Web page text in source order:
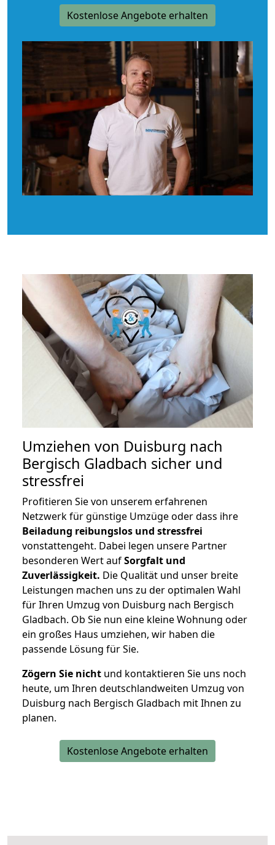
Kostenlose Angebote erhalten
Umziehen von Duisburg nach
Bergisch Gladbach sicher und
stressfrei
Profitieren Sie von unserem erfahrenen
Netzwerk für günstige Umzüge oder dass ihre
Beiladung reibungslos und stressfrei
vonstattengeht. Dabei legen unsere Partner
besonderen Wert aufSorgfalt und
Zuverlässigkeit. Die Qualität und unser breite
Leistungen machen uns zu der optimalen Wahl
für Ihren Umzug von Duisburg nach Bergisch
Gladbach. Ob Sie nun eine kleine Wohnung oder
ein großes Haus umziehen, wir haben die
passende Lösung für Sie.
Zögern Sie nicht und kontaktieren Sie uns noch
heute, um Ihren deutschlandweiten Umzug von
Duisburg nach Bergisch Gladbach mit Ihnen zu
planen.
Kostenlose Angebote erhalten